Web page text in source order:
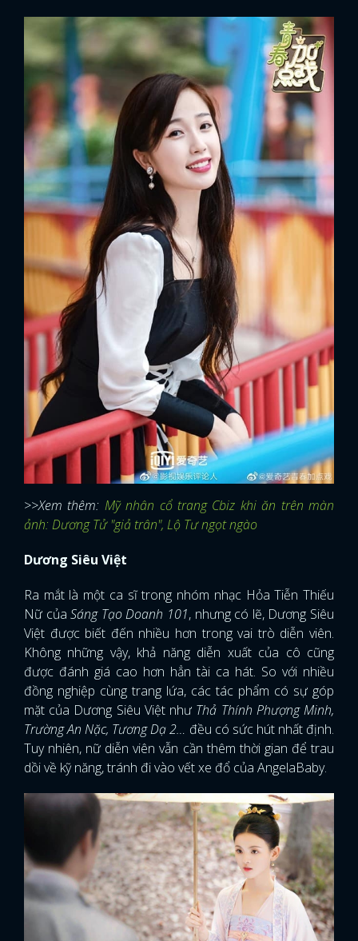
>>Xem thêm: Mỹ nhân cổ trang Cbiz khi ăn trên màn
ảnh: Dương Tử "giả trân", Lộ Tư ngọt ngào
Dương Siêu Việt
Ra mắt là một ca sĩ trong nhóm nhạc Hỏa Tiễn Thiếu
Nữ củaSáng Tạo Doanh 101, nhưng có lẽ, Dương Siêu
Việt được biết đến nhiều hơn trong vai trò diễn viên.
Không những vậy, khả năng diễn xuất của cô cũng
được đánh giá cao hơn hẳn tài ca hát. So với nhiều
đồng nghiệp cùng trang lứa, các tác phẩm có sự góp
mặt của Dương Siêu Việt như Thả Thính Phượng Minh,
Trường An Nặc, Tương Dạ 2… đều có sức hút nhất định.
Tuy nhiên, nữ diễn viên vẫn cần thêm thời gian để trau
dồi về kỹ năng, tránh đi vào vết xe đổ của AngelaBaby.